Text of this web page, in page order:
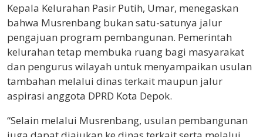
Kepala Kelurahan Pasir Putih, Umar, menegaskan
bahwa Musrenbang bukan satu-satunya jalur
pengajuan program pembangunan. Pemerintah
kelurahan tetap membuka ruang bagi masyarakat
dan pengurus wilayah untuk menyampaikan usulan
tambahan melalui dinas terkait maupun jalur
aspirasi anggota DPRD Kota Depok.
“Selain melalui Musrenbang, usulan pembangunan